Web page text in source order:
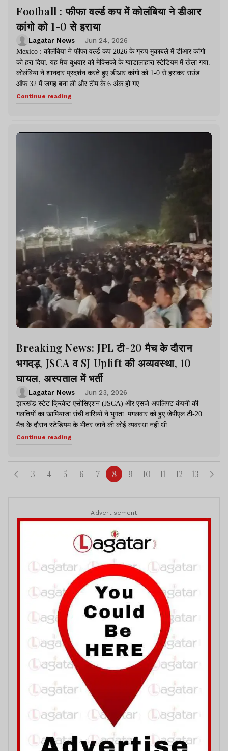
Football : फीफा वर्ल्ड कप में कोलंबिया ने डीआर
कांगो को 1-0 से हराया
Lagatar News
Jun 24, 2026
Mexico : कोलंबिया ने फीफा वर्ल्ड कप 2026 के ग्रुप मुकाबले में डीआर कांगो
को हरा दिया. यह मैच बुधवार को मेक्सिको के ग्वाडालाहारा स्टेडियम में खेला गया.
कोलंबिया ने शानदार प्रदर्शन करते हुए डीआर कांगो को 1-0 से हराकर राउंड
ऑफ 32 में जगह बना ली और टीम के 6 अंक हो गए.
Continue reading
Breaking News: JPL टी-20 मैच के दौरान
भगदड़, JSCA व SJ Uplift की अव्यवस्था, 10
घायल, अस्पताल में भर्ती
Lagatar News
Jun 23, 2026
झारखंड स्टेट क्रिकेट एसोसिएशन (JSCA) और एसजे अपलिफ्ट कंपनी की
गलतियों का खामियाजा रांची वासियों ने भुगता. मंगलवार को हुए जेपीएल टी-20
मैच के दौरान स्टेडियम के भीतर जाने की कोई व्यवस्था नहीं थी.
Continue reading
3 4 5 6 7 8 9 10 11 12 13
Advertisement